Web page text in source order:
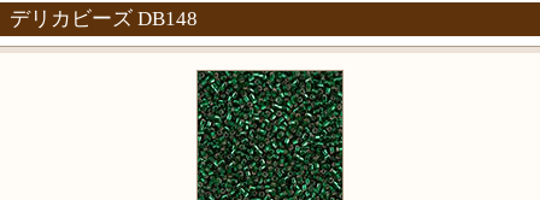
デリカビーズ DB148